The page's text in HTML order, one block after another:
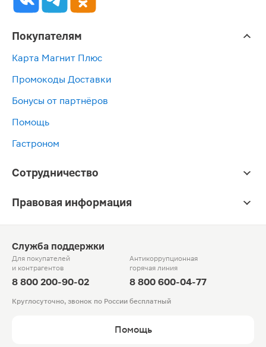
Покупателям
Карта Магнит Плюс
Промокоды Доставки
Бонусы от партнёров
Помощь
Гастроном
Сотрудничество
Правовая информация
Служба поддержки
Для покупателей
и контрагентов
8 800 200-90-02
Антикоррупционная
горячая линия
8 800 600-04-77
Круглосуточно, звонок по России бесплатный
Помощь